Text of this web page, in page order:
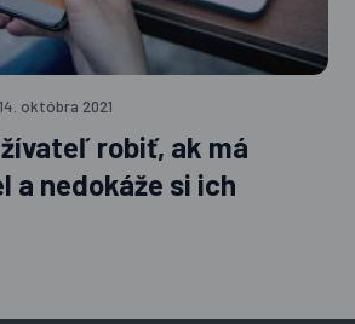
14. októbra 2021
robiť, ak má
a nedokáže si ich